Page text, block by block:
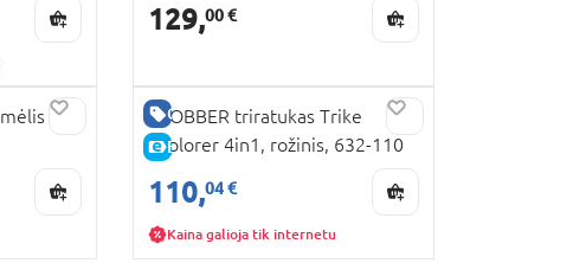
129,00 €
GERA KAINA
E-KAINA
GLOBBER triratukas Trike
Explorer 4in1, rožinis, 632-110
110,04 €
Kaina galioja tik internetu